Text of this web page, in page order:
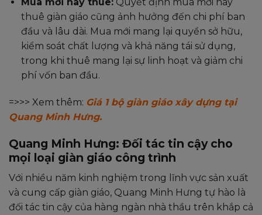
Mua mới hay thuê:Quyết định mua mới hay
thuê giàn giáo cũng ảnh hưởng đến chi phí ban
đầu và lâu dài. Mua mới mang lại quyền sở hữu,
kiểm soát chất lượng và khả năng tái sử dụng,
trong khi thuê mang lại sự linh hoạt và giảm chi
phí vốn ban đầu.
=>>> Xem thêm: Giá 1 bộ giàn giáo xây dựng tại
Quang Minh Hưng.
Quang Minh Hưng: Đối tác tin cậy cho
mọi loại giàn giáo công trình
Với nhiều năm kinh nghiệm trong lĩnh vực sản xuất
và cung cấp giàn giáo, Quang Minh Hưng tự hào là
đối tác tin cậy của hàng ngàn nhà thầu trên khắp cả